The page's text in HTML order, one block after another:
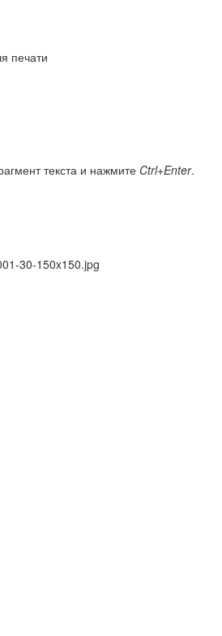
Онлайн
12
12
12
12
12
12
12
12
Перейти к
печати
текста и нажмите Ctrl+Enter.
30-150x150.jpg